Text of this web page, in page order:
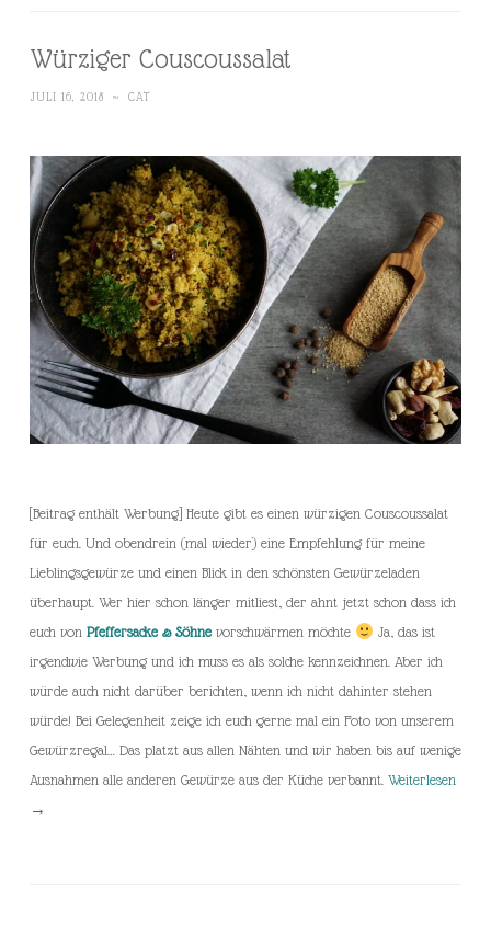
Würziger Couscoussalat
JULI 16, 2018 ~ CAT
[Beitrag enthält Werbung] Heute gibt es einen würzigen Couscoussalat
für euch. Und obendrein (mal wieder) eine Empfehlung für meine
Lieblingsgewürze und einen Blick in den schönsten Gewürzeladen
überhaupt. Wer hier schon länger mitliest, der ahnt jetzt schon dass ich
euch von Pfeffersacke & Söhne vorschwärmen möchte
Ja, das ist
irgendwie Werbung und ich muss es als solche kennzeichnen. Aber ich
würde auch nicht darüber berichten, wenn ich nicht dahinter stehen
würde! Bei Gelegenheit zeige ich euch gerne mal ein Foto von unserem
Gewürzregal… Das platzt aus allen Nähten und wir haben bis auf wenige
Ausnahmen alle anderen Gewürze aus der Küche verbannt. Weiterlesen
→